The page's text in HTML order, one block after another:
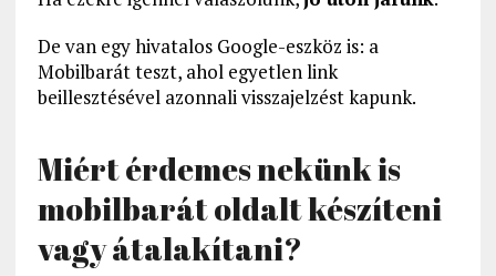
De van egy hivatalos Google-eszköz is: a
Mobilbarát teszt, ahol egyetlen link
beillesztésével azonnali visszajelzést kapunk.
Miért érdemes nekünk is
mobilbarát oldalt készíteni
vagy átalakítani?